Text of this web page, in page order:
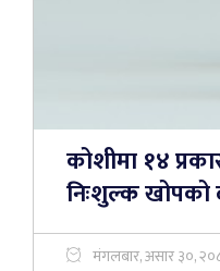
कोशीमा १४
निःशुल्क खोपको
मंगलबार, असार ३०,